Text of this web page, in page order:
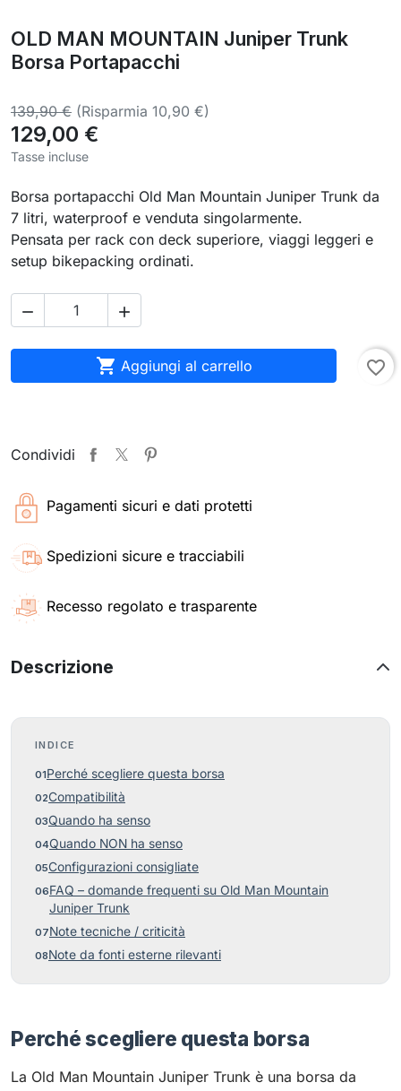
OLD MAN MOUNTAIN Juniper Trunk
Borsa Portapacchi
139,90 € (Risparmia 10,90 €)
129,00 €
Tasse incluse
Borsa portapacchi Old Man Mountain Juniper Trunk da
7 litri, waterproof e venduta singolarmente.
Pensata per rack con deck superiore, viaggi leggeri e
setup bikepacking ordinati.
 
 Aggiungi al carrello favorite_border
Condividi
Pagamenti sicuri e dati protetti
Spedizioni sicure e tracciabili
Recesso regolato e trasparente
Descrizione
INDICE
Perché scegliere questa borsa
Compatibilità
Quando ha senso
Quando NON ha senso
Configurazioni consigliate
FAQ – domande frequenti su Old Man Mountain
Juniper Trunk
Note tecniche / criticità
Note da fonti esterne rilevanti
Perché scegliere questa borsa
La Old Man Mountain Juniper Trunk è una borsa da